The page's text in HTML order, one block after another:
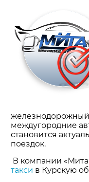
междугородние
становится
поездок.
В компании
такси в Курскую